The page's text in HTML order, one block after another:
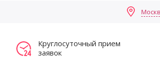
Круглосуточный прием
заявок